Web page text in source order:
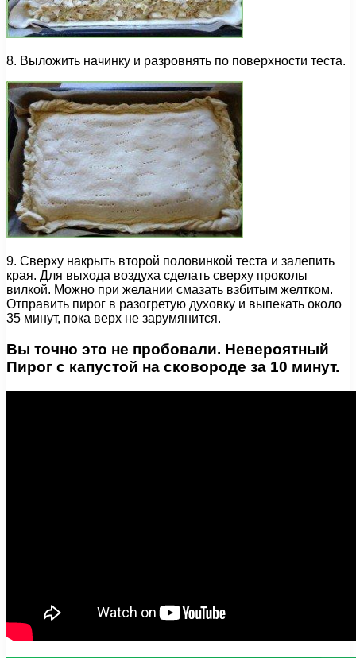
8. Выложить начинку и разровнять по поверхности теста.
9. Сверху накрыть второй половинкой теста и залепить
края. Для выхода воздуха сделать сверху проколы
вилкой. Можно при желании смазать взбитым желтком.
Отправить пирог в разогретую духовку и выпекать около
35 минут, пока верх не зарумянится.
Вы точно это не пробовали. Невероятный
Пирог с капустой на сковороде за 10 минут.